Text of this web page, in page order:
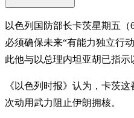
以色列国防部长卡茨星期五（
必须确保未来“有能力独立行
此他与以总理内坦亚胡已指示
《以色列时报》认为，卡茨
次动用武力阻止伊朗拥核。